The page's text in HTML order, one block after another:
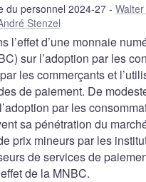
du personnel 2024-27
Stenzel
l’effet d’une monnaie
sur l’adoption par les
les commerçants et
de paiement. De
par les
sa pénétration du
prix mineurs par les
de services de
de la MNBC.